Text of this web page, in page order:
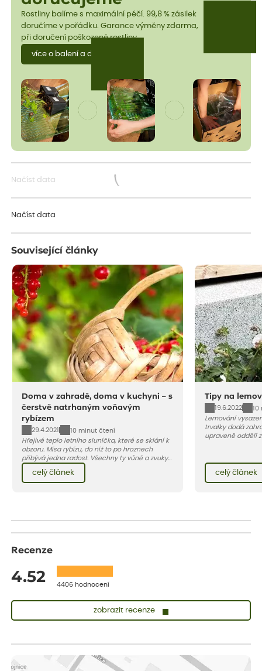
Rostliny balíme s maximální péčí. 99,8 % zásilek
doručíme v pořádku. Garance výměny zdarma,
při doručení poškozené rostliny.
více o balení a dopravě
Načíst data
Načíst data
Související články
Doma v zahradě, doma v kuchyni – s
čerstvě natrhaným voňavým
rybízem
29.4.2021
10 minut čtení
Hřejivé teplo letního sluníčka, které se sklání k
obzoru. Mísa rybízu, do níž to po hroznech
přibývá jedna radost. Všechny ty vůně a zvuky
vnese neuvěřitelný klid a radost. A taky trochu
bezstarostnosti dětství při mlsání babiččina
celý článek
Tipy na
19.6.2022
10
Lemování
trvalky dodá
upraveně oddělí
celý článek
Recenze
4.52 4406 hodnocení
zobrazit recenze
Měla jsem pouze 1objednavku a zatím jsem spokojená se